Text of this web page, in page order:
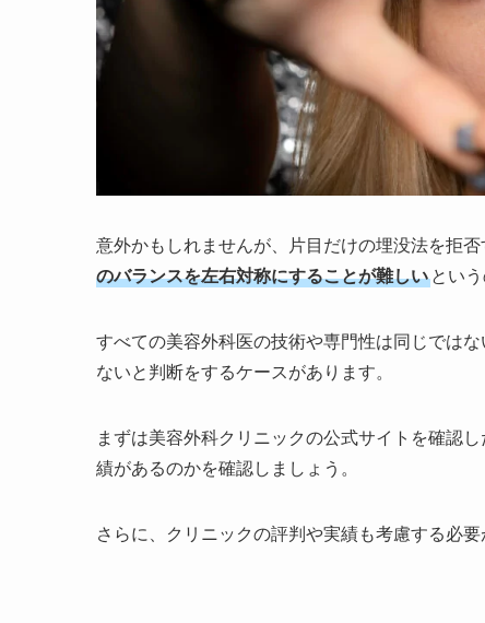
意外かもしれませんが、片目だけの埋没法を拒
のバランスを左右対称にすることが難しい とい
すべての美容外科医の技術や専門性は同じでは
ないと判断をするケースがあります。
まずは美容外科クリニックの公式サイトを確認
績があるのかを確認しましょう。
さらに、クリニックの評判や実績も考慮する必要